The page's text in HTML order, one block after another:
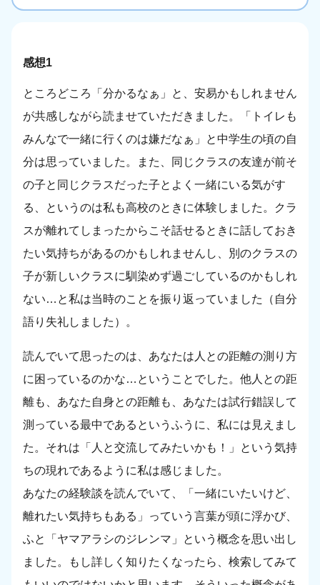
感想1
ところどころ「分かるなぁ」と、安易かもしれません
が共感しながら読ませていただきました。「トイレも
みんなで一緒に行くのは嫌だなぁ」と中学生の頃の自
分は思っていました。また、同じクラスの友達が前そ
の子と同じクラスだった子とよく一緒にいる気がす
る、というのは私も高校のときに体験しました。クラ
スが離れてしまったからこそ話せるときに話しておき
たい気持ちがあるのかもしれませんし、別のクラスの
子が新しいクラスに馴染めず過ごしているのかもしれ
ない…と私は当時のことを振り返っていました（自分
語り失礼しました）。
読んでいて思ったのは、あなたは人との距離の測り方
に困っているのかな…ということでした。他人との距
離も、あなた自身との距離も、あなたは試行錯誤して
測っている最中であるというふうに、私には見えまし
た。それは「人と交流してみたいかも！」という気持
ちの現れであるように私は感じました。
あなたの経験談を読んでいて、「一緒にいたいけど、
離れたい気持ちもある」っていう言葉が頭に浮かび、
ふと「ヤマアラシのジレンマ」という概念を思い出し
ました。もし詳しく知りたくなったら、検索してみて